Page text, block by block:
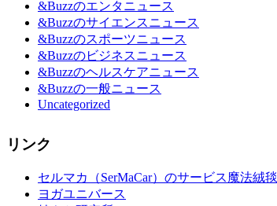
&Buzzのエンタニュース
&Buzzのサイエンスニュース
&Buzzのスポーツニュース
&Buzzのビジネスニュース
&Buzzのヘルスケアニュース
&Buzzの一般ニュース
Uncategorized
リンク
セルマカ（SerMaCar）のサービス魔法絨毯
ヨガユニバース